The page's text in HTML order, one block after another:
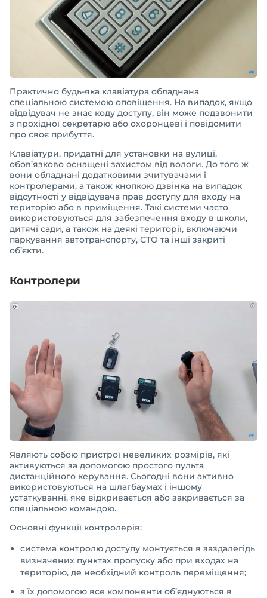
Практично будь-яка клавіатура обладнана
спеціальною системою оповіщення. На випадок, якщо
відвідувач не знає коду доступу, він може подзвонити
з прохідної секретарю або охоронцеві і повідомити
про своє прибуття.
Клавіатури, придатні для установки на вулиці,
обов’язково оснащені захистом від вологи. До того ж
вони обладнані додатковими зчитувачами і
контролерами, а також кнопкою дзвінка на випадок
відсутності у відвідувача прав доступу для входу на
територію або в приміщення. Такі системи часто
використовуються для забезпечення входу в школи,
дитячі сади, а також на деякі території, включаючи
паркування автотранспорту, СТО та інші закриті
об’єкти.
Контролери
Являють собою пристрої невеликих розмірів, які
активуються за допомогою простого пульта
дистанційного керування. Сьогодні вони активно
використовуються на шлагбаумах і іншому
устаткуванні, яке відкривається або закривається за
спеціальною командою.
Основні функції контролерів:
система контролю доступу монтується в заздалегідь
визначених пунктах пропуску або при входах на
територію, де необхідний контроль переміщення;
з їх допомогою все компоненти об’єднуються в